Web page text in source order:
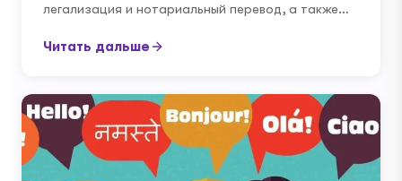
легализация и нотариальный перевод, а также…
Читать дальше